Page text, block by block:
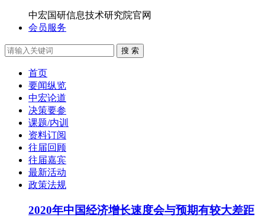
中宏国研信息技术研究院官网
会员服务
搜 索
首页
要闻纵览
中宏论道
决策要参
课题/内训
资料订阅
往届回顾
往届嘉宾
最新活动
政策法规
2020年中国经济增长速度会与预期有较大差距